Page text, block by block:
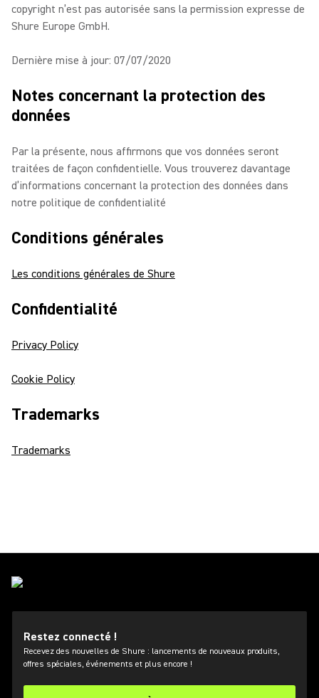
copyright n’est pas autorisée sans la permission expresse de
Shure Europe GmbH.
Dernière mise à jour: 07/07/2020
Notes concernant la protection des
données
Par la présente, nous affirmons que vos données seront
traitées de façon confidentielle. Vous trouverez davantage
d’informations concernant la protection des données dans
notre politique de confidentialité
Conditions générales
Les conditions générales de Shure
Confidentialité
Privacy Policy
Cookie Policy
Trademarks
Trademarks
Restez connecté !
Recevez des nouvelles de Shure : lancements de nouveaux produits,
offres spéciales, événements et plus encore !